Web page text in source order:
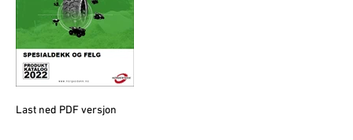
Last ned PDF versjon